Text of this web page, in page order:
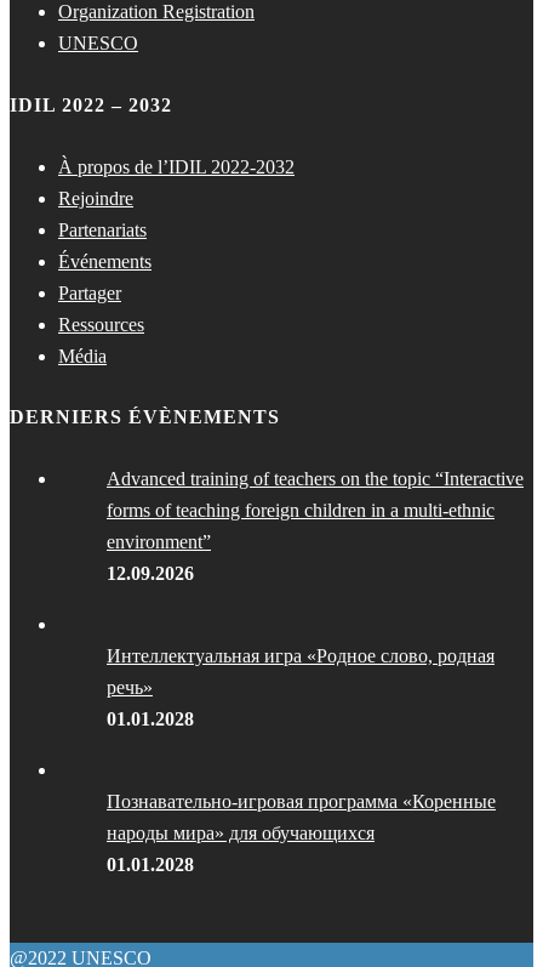
Organization Registration
UNESCO
IDIL 2022 – 2032
À propos de l’IDIL 2022-2032
Rejoindre
Partenariats
Événements
Partager
Ressources
Média
DERNIERS ÉVÈNEMENTS
Advanced training of teachers on the topic “Interactive
forms of teaching foreign children in a multi-ethnic
environment”
12.09.2026
Интеллектуальная игра «Родное слово, родная
речь»
01.01.2028
Познавательно-игровая программа «Коренные
народы мира» для обучающихся
01.01.2028
@2022 UNESCO